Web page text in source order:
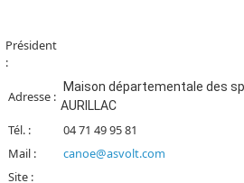
Président
:
Adresse :
Maison départementale des
AURILLAC
Tél. :
04 71 49 95 81
Mail :
canoe@asvolt.com
Site :